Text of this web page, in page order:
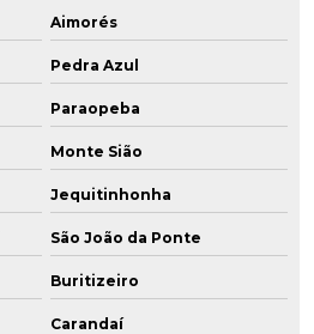
Aimorés
Pedra Azul
Paraopeba
Monte Sião
Jequitinhonha
São João da Ponte
Buritizeiro
Carandaí